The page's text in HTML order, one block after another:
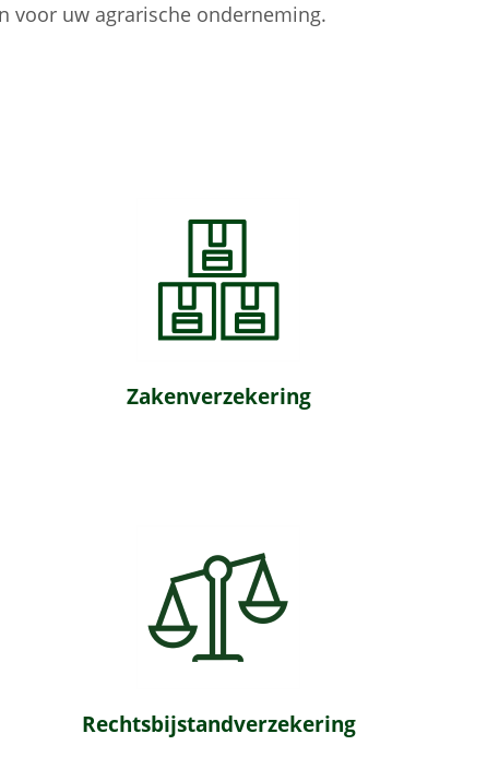
voor uw agrarische onderneming.
Zakenverzekering
Rechtsbijstandverzekering